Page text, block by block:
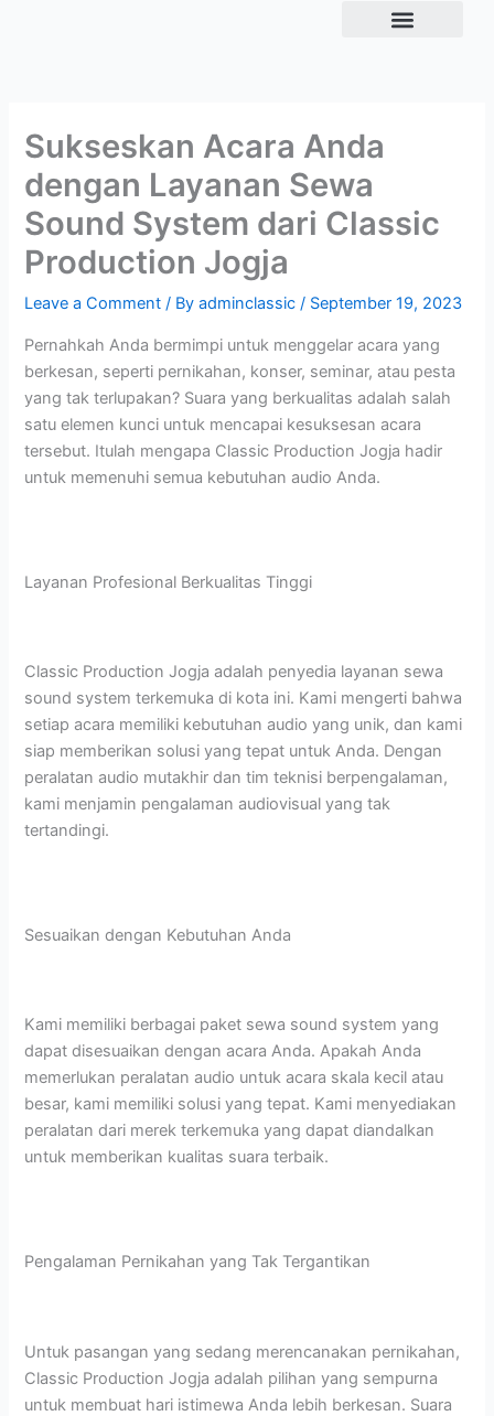
Sukseskan Acara Anda
dengan Layanan Sewa
Sound System dari Classic
Production Jogja
Leave a Comment / Byadminclassic/ September 19, 2023
Pernahkah Anda bermimpi untuk menggelar acara yang
berkesan, seperti pernikahan, konser, seminar, atau pesta
yang tak terlupakan? Suara yang berkualitas adalah salah
satu elemen kunci untuk mencapai kesuksesan acara
tersebut. Itulah mengapa Classic Production Jogja hadir
untuk memenuhi semua kebutuhan audio Anda.
Layanan Profesional Berkualitas Tinggi
Classic Production Jogja adalah penyedia layanan sewa
sound system terkemuka di kota ini. Kami mengerti bahwa
setiap acara memiliki kebutuhan audio yang unik, dan kami
siap memberikan solusi yang tepat untuk Anda. Dengan
peralatan audio mutakhir dan tim teknisi berpengalaman,
kami menjamin pengalaman audiovisual yang tak
tertandingi.
Sesuaikan dengan Kebutuhan Anda
Kami memiliki berbagai paket sewa sound system yang
dapat disesuaikan dengan acara Anda. Apakah Anda
memerlukan peralatan audio untuk acara skala kecil atau
besar, kami memiliki solusi yang tepat. Kami menyediakan
peralatan dari merek terkemuka yang dapat diandalkan
untuk memberikan kualitas suara terbaik.
Pengalaman Pernikahan yang Tak Tergantikan
Untuk pasangan yang sedang merencanakan pernikahan,
Classic Production Jogja adalah pilihan yang sempurna
untuk membuat hari istimewa Anda lebih berkesan. Suara